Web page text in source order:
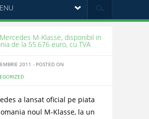
M-Klasse, disponibil in
de la 55.676 euro, cu TVA
2011 - POSTED ON
a lansat oficial pe piata
noul M-Klasse, la un